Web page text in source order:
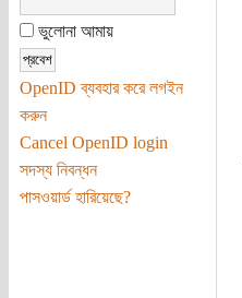
ভুলোনা আমায়
OpenID ব্যবহার করে লগইন
করুন
Cancel OpenID login
সদস্য নিবন্ধন
পাসওয়ার্ড হারিয়েছে?